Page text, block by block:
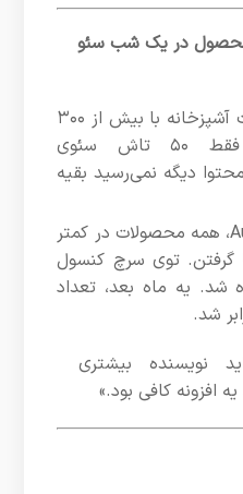
واقعی – وقتی ۳۰۰ محصول در یک شب سئو
یه فروشگاه فروش تجهیزات آشپزخانه با بیش از ۳۰۰
محصول، سال‌ها بود فقط ۵۰ تاش سئوی
دیگه نمی‌رسید بقیه
بعد از نصب Autopilot SEO، همه محصولات در کمتر
گرفتن. توی سرچ کنسول
شد. یه ماه بعد، تعداد
شد.
نویسنده بیشتری
افزونه کافی بود.»